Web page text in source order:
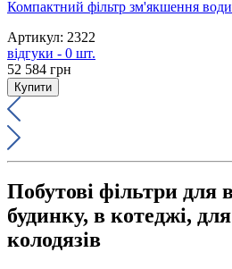
Компактний фільтр зм'якшення
Артикул: 2322
відгуки - 0 шт.
52 584 грн
Купити
Побутові фільтри для
будинку, в котеджі,
колодязів